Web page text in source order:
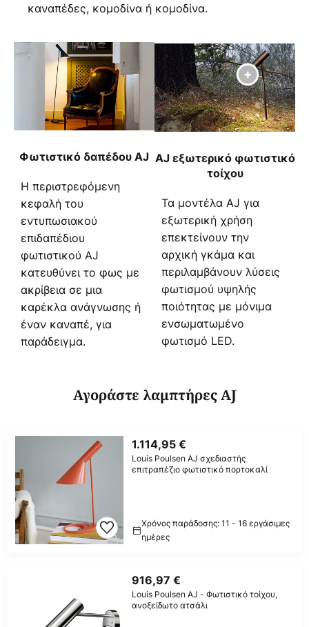
καναπέδες, κομοδίνα ή κομοδίνα.
Φωτιστικό δαπέδου AJ
Η περιστρεφόμενη
κεφαλή του
εντυπωσιακού
επιδαπέδιου
φωτιστικού AJ
κατευθύνει το φως με
ακρίβεια σε μια
καρέκλα ανάγνωσης ή
έναν καναπέ, για
παράδειγμα.
AJ εξωτερικό φωτιστικό
τοίχου
Τα μοντέλα AJ για
εξωτερική χρήση
επεκτείνουν την
αρχική γκάμα και
περιλαμβάνουν λύσεις
φωτισμού υψηλής
ποιότητας με μόνιμα
ενσωματωμένο
φωτισμό LED.
Αγοράστε λαμπτήρες AJ
1.114,95 €
Louis Poulsen AJ σχεδιαστής
επιτραπέζιο φωτιστικό πορτοκαλί
Χρόνος παράδοσης: 11 - 16 εργάσιμες
ημέρες
916,97 €
Louis Poulsen AJ - Φωτιστικό τοίχου,
ανοξείδωτο ατσάλι